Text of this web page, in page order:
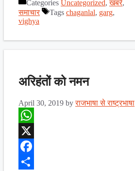
ShareCategories Uncategorized,खबरें,
समाचार
Tags chaganlal, garg,
vighya
अरिहंतों को नमन
April 30, 2019 byराजभाषा से राष्ट्रभाषा
WhatsApp
X
Facebook